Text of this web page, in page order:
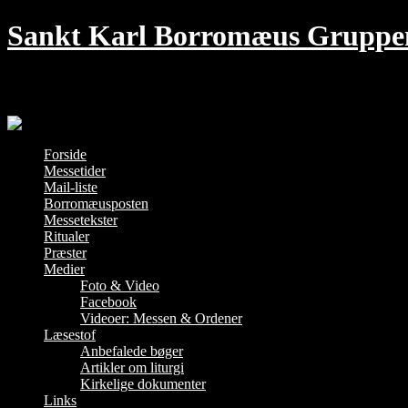
Skip
to
Sankt Karl Borromæus
Forside
Messetider
Mail-liste
Borromæusposten
Messetekster
Ritualer
Præster
Medier
Foto & Video
Facebook
Videoer: Messen & Ordener
Læsestof
Anbefalede bøger
Artikler om liturgi
Kirkelige dokumenter
Links